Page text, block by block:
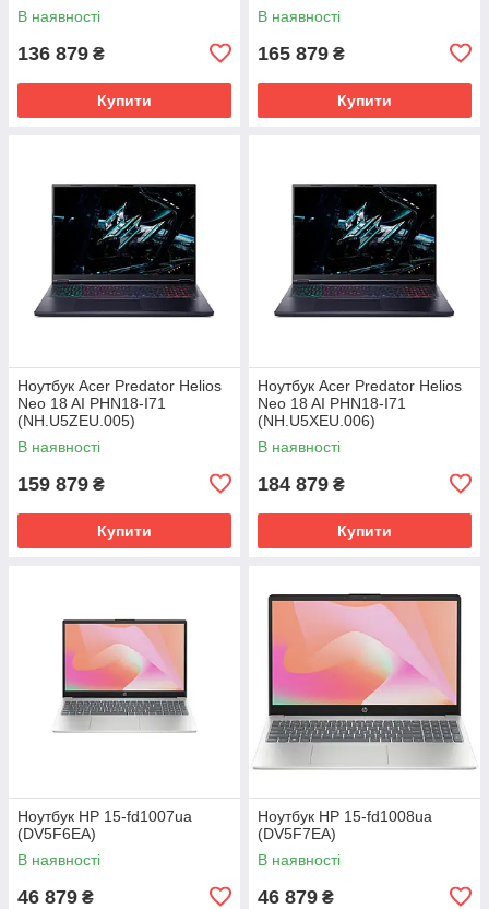
В наявності
136 879 ₴
Купити
В наявності
165 879 ₴
Купити
Ноутбук Acer Predator Helios
Neo 18 AI PHN18-I71
(NH.U5ZEU.005)
В наявності
159 879 ₴
Купити
Ноутбук Acer Predator Helios
Neo 18 AI PHN18-I71
(NH.U5XEU.006)
В наявності
184 879 ₴
Купити
Ноутбук HP 15-fd1007ua
(DV5F6EA)
В наявності
46 879 ₴
Ноутбук HP 15-fd1008ua
(DV5F7EA)
В наявності
46 879 ₴